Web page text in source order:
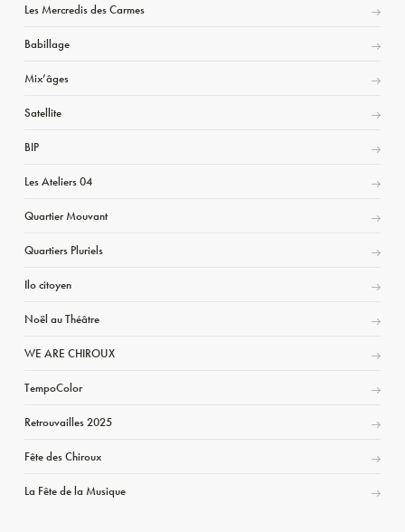
Les Mercredis des Carmes
Babillage
Mix’âges
Satellite
BIP
Les Ateliers 04
Quartier Mouvant
Quartiers Pluriels
Ilo citoyen
Noël au Théâtre
WE ARE CHIROUX
TempoColor
Retrouvailles 2025
Fête des Chiroux
La Fête de la Musique